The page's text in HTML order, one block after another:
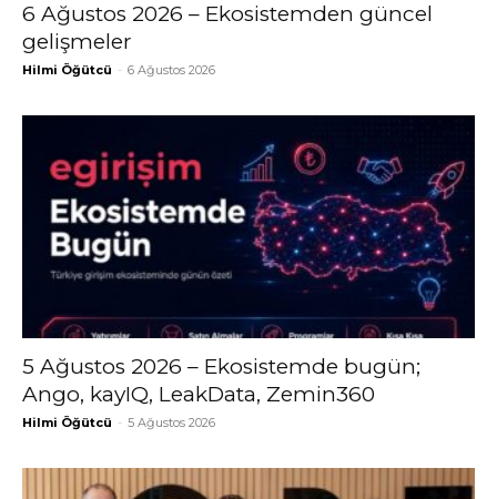
6 Ağustos 2026 – Ekosistemden güncel
gelişmeler
Hilmi Öğütcü - 6 Ağustos 2026
5 Ağustos 2026 – Ekosistemde bugün;
Ango, kayIQ, LeakData, Zemin360
Hilmi Öğütcü - 5 Ağustos 2026